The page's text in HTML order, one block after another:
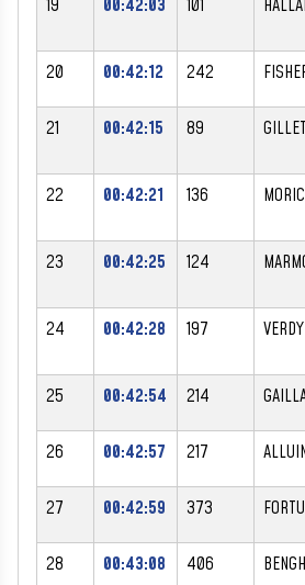
19 00:42:03 101
20 00:42:12 242
21 00:42:15 89 GILLET
22 00:42:21 136
23 00:42:25 124
24 00:42:28 197 VERDY
25 00:42:54 214
26 00:42:57 217
27 00:42:59 373
28 00:43:08 406